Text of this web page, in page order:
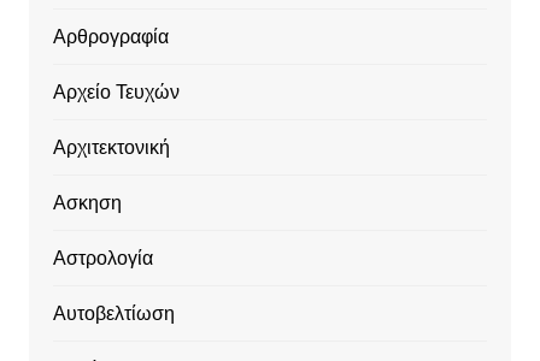
Αρθρογραφία
Αρχείο Τευχών
Αρχιτεκτονική
Ασκηση
Αστρολογία
Αυτοβελτίωση